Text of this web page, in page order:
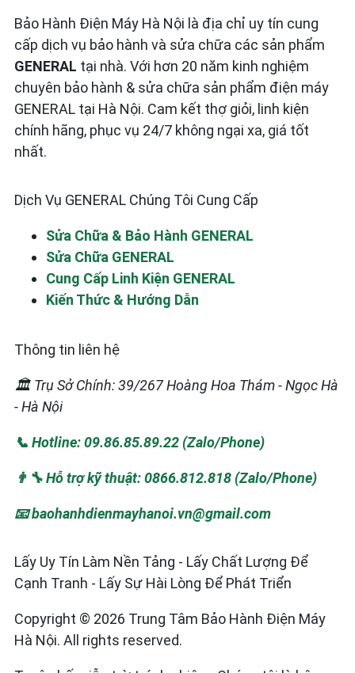
Bảo Hành Điện Máy Hà Nội là địa chỉ uy tín cung
cấp dịch vụ bảo hành và sửa chữa các sản phẩm
GENERAL tại nhà. Với hơn 20 năm kinh nghiệm
chuyên bảo hành & sửa chữa sản phẩm điện máy
GENERAL tại Hà Nội. Cam kết thợ giỏi, linh kiện
chính hãng, phục vụ 24/7 không ngại xa, giá tốt
nhất.
Dịch Vụ GENERAL Chúng Tôi Cung Cấp
Sửa Chữa & Bảo Hành GENERAL
Sửa Chữa GENERAL
Cung Cấp Linh Kiện GENERAL
Kiến Thức & Hướng Dẫn
Thông tin liên hệ
🏛️ Trụ Sở Chính: 39/267 Hoàng Hoa Thám - Ngọc Hà
- Hà Nội
📞 Hotline: 09.86.85.89.22 (Zalo/Phone)
👨‍🔧 Hỗ trợ kỹ thuật: 0866.812.818 (Zalo/Phone)
📧 baohanhdienmayhanoi.vn@gmail.com
Lấy Uy Tín Làm Nền Tảng - Lấy Chất Lượng Để
Cạnh Tranh - Lấy Sự Hài Lòng Để Phát Triển
Copyright © 2026 Trung Tâm Bảo Hành Điện Máy
Hà Nội. All rights reserved.